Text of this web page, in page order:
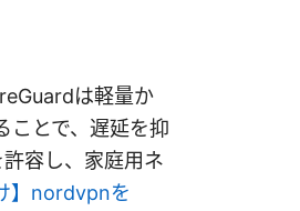
は軽量か
ことで、遅延を抑
容し、家庭用ネ
】nordvpnを